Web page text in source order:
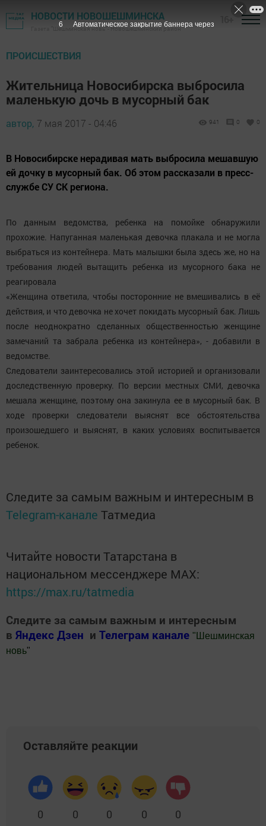
НОВОСТИ НОВОШЕШМИНСКА
Газета "Шешминская новь" - Новошешминский район
ПРОИСШЕСТВИЯ
Жительница Новосибирска выбросила
маленькую дочь в мусорный бак
автор, 7 мая 2017 - 04:46 941 0 0
В Новосибирске нерадивая мать выбросила мешавшую
ей дочку в мусорный бак. Об этом рассказали в пресс-
службе СУ СК региона.
По данным ведомства, ребенка на помойке обнаружили
прохожие. Напуганная маленькая девочка плакала и не могла
выбраться из контейнера. Мать малышки была здесь же, но на
требования людей вытащить ребенка из мусорного бака не
реагировала
«Женщина ответила, чтобы посторонние не вмешивались в её
действия, и что девочка не хочет покидать мусорный бак. Лишь
после неоднократно сделанных общественностью женщине
замечаний та забрала ребенка из контейнера», - добавили в
ведомстве.
Следователи заинтересовались этой историей и организовали
доследственную проверку. По версии местных СМИ, девочка
мешала женщине, поэтому она закинула ее в мусорный бак. В
ходе проверки следователи выяснят все обстоятельства
произошедшего и выяснят, в каких условиях воспитывается
ребенок.
Следите за самым важным и интересным в
Telegram-канале Татмедиа
Читайте новости Татарстана в
национальном мессенджере MАХ:
https://max.ru/tatmedia
Следите за самым важным и интересным
в Яндекс Дзен и Телеграм канале " Шешминская
новь"
Оставляйте реакции
0 0 0 0 0
5 Автоматическое закрытие баннера через